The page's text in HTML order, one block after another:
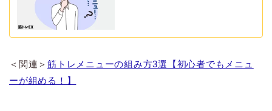
＜関連＞筋トレメニューの組み方3選【初心者でもメニュ
ーが組める！】